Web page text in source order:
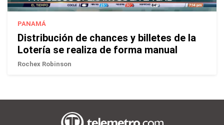
PANAMÁ
Distribución de chances y billetes de la
Lotería se realiza de forma manual
Rochex Robinson